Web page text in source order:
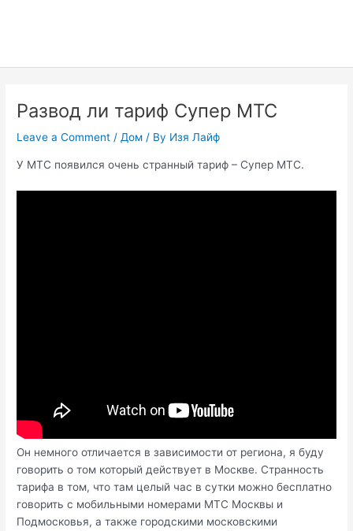
Развод ли тариф Супер МТС
Leave a Comment /Дом / By Изя Лайф
У МТС появился очень странный тариф – Супер МТС.
Он немного отличается в зависимости от региона, я буду
говорить о том который действует в Москве. Странность
тарифа в том, что там целый час в сутки можно бесплатно
говорить с мобильными номерами МТС Москвы и
Подмосковья, а также городскими московскими